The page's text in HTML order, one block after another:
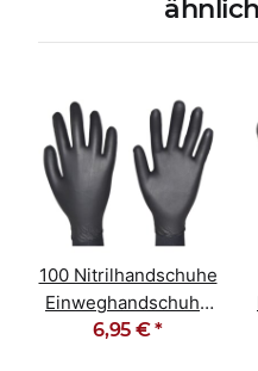
100 Nitrilhandschuhe
Einweghandschuhe
ungepudert schwarz
6,95 €*